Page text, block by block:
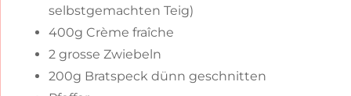
selbstgemachten Teig)
400g Crème fraîche
2 grosse Zwiebeln
200g Bratspeck dünn geschnitten